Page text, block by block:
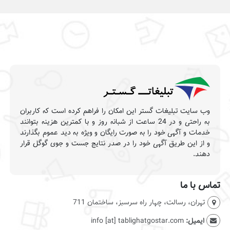
وب سایت تبلیغات گستر این امکان را فراهم کرده است که کاربران
به راحتی و در 24 ساعت از شبانه روز و با کمترین هزینه بتوانند
خدمات و آگهی خود را به صورت رایگان و ویژه به دید عموم بگذارند
و از این طریق آگهی خود را در صدر نتایج جست و جوی گوگل قرار
دهند.
تماس با ما
تهران، رسالت، چهار راه سرسبز، ساختمان 711
ایمیل:info [at] tablighatgostar.com